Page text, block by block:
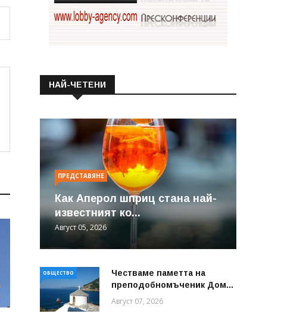
НАЙ-ЧЕТЕНИ
ПРЕДСТАВЯНЕ
Как Аперол шприц стана най-
известният ко...
Август 05, 2026
ОБЩЕСТВО
Честваме паметта на
преподобномъченик Дом...
Август 07, 2026